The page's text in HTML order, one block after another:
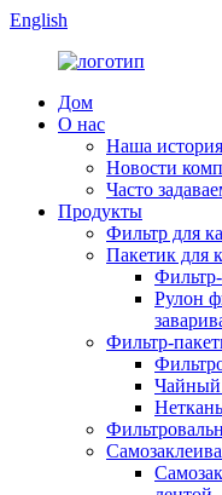
English
Дом
О нас
Наша история
Новости
Часто
Продукты
Фильтр для
Пакетик для
Рулон
Фильтр-
Чайный